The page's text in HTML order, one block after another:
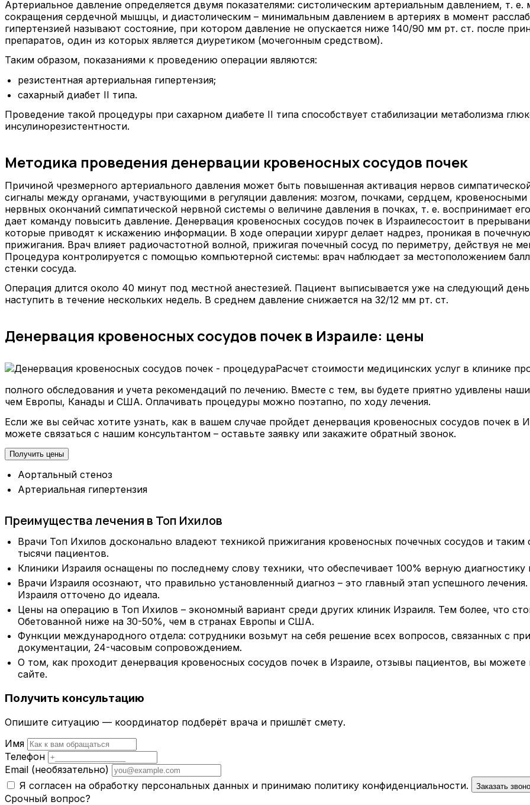
Артериальное давление определяется двумя показателями: систолическим артериальным давлением, т.
сокращения сердечной мышцы, и диастолическим – минимальным давлением в артериях в момент
гипертензией называют состояние, при котором давление не опускается ниже 140/90 мм рт. ст. после
препаратов, один из которых является диуретиком (мочегонным средством).
Таким образом, показаниями к проведению операции являются:
резистентная артериальная гипертензия;
сахарный диабет II типа.
Проведение такой процедуры при сахарном диабете II типа способствует стабилизации метаболизма
инсулинорезистентности.
Методика проведения денервации кровеносных сосудов почек
Причиной чрезмерного артериального давления может быть повышенная активация нервов
сигналы между органами, участвующими в регуляции давления: мозгом, почками, сердцем,
нервных окончаний симпатической нервной системы о величине давления в почках, т. е. воспринимает
дает команду повысить давление. Денервация кровеносных сосудов почек в Израилесостоит в
которые приводят к искажению информации. В ходе операции хирург делает надрез, проникая в
прижигания. Врач влияет радиочастотной волной, прижигая почечный сосуд по периметру, действуя не
Процедура контролируется с помощью компьютерной системы: врач наблюдает за местоположением
стенки сосуда.
Операция длится около 40 минут под местной анестезией. Пациент выписывается уже на следующий
наступить в течение нескольких недель. В среднем давление снижается на 32/12 мм рт. ст.
Денервация кровеносных сосудов почек в Израиле: цены
Расчет стоимости медицинских услуг в клинике
полного обследования и учета рекомендаций по лечению. Вместе с тем, вы будете приятно удивлены
чем Европы, Канады и США. Оплачивать процедуры можно поэтапно, по ходу лечения.
Если же вы сейчас хотите узнать, как в вашем случае пройдет денервация кровеносных сосудов почек
можете связаться с нашим консультантом – оставьте заявку или закажите обратный звонок.
Получить цены
Аортальный стеноз
Артериальная гипертензия
Преимущества лечения в Топ Ихилов
Врачи Топ Ихилов досконально владеют техникой прижигания кровеносных почечных сосудов и таким
тысячи пациентов.
Клиники Израиля оснащены по последнему слову техники, что обеспечивает 100% верную
Врачи Израиля осознают, что правильно установленный диагноз – это главный этап успешного
Израиля отточено до идеала.
Цены на операцию в Топ Ихилов – экономный вариант среди других клиник Израиля. Тем более, что
Обетованной ниже на 30-50%, чем в странах Европы и США.
Функции международного отдела: сотрудники возьмут на себя решение всех вопросов, связанных с
документации, 24-часовым сопровождением.
О том, как проходит денервация кровеносных сосудов почек в Израиле, отзывы пациентов, вы
сайте.
Получить консультацию
Опишите ситуацию — координатор подберёт врача и пришлёт смету.
Имя
Телефон
Email (необязательно)
Я согласен на обработку персональных данных и принимаю политику конфиденциальности. Заказать
Срочный вопрос?